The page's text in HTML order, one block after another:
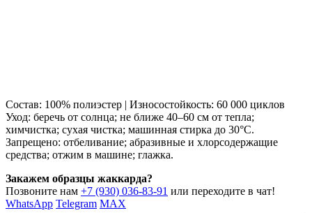
Состав: 100% полиэстер | Износостойкость: 60 000 циклов
Уход: беречь от солнца; не ближе 40–60 см от тепла;
химчистка; сухая чистка; машинная стирка до 30°C.
Запрещено: отбеливание; абразивные и хлорсодержащие
средства; отжим в машине; глажка.
Закажем образцы жаккарда?
Позвоните нам +7 (930) 036-83-91 или переходите в чат!
WhatsApp Telegram MAX